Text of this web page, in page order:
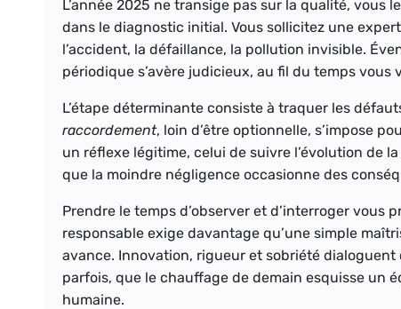
L’année 2025 ne transige pas sur la qualité, vous
dans le diagnostic initial. Vous sollicitez une
l’accident, la défaillance, la pollution invisible.
périodique s’avère judicieux, au fil du temps vous
L’étape déterminante consiste à traquer les
raccordement, loin d’être optionnelle, s’impose
un réflexe légitime, celui de suivre l’évolution de
que la moindre négligence occasionne des
Prendre le temps d’observer et d’interroger vous
responsable exige davantage qu’une simple
avance. Innovation, rigueur et sobriété
parfois, que le chauffage de demain esquisse un
humaine.